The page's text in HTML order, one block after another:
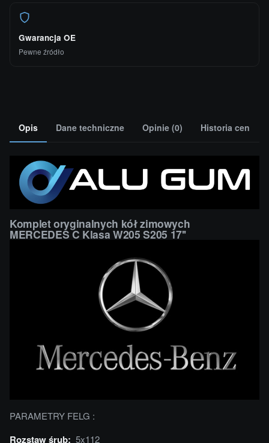
Gwarancja OE
Pewne źródło
Opis Dane techniczne Opinie (0) Historia cen
Komplet oryginalnych kół zimowych
MERCEDES C Klasa W205 S205 17''
PARAMETRY FELG :
Rozstaw śrub: 5x112